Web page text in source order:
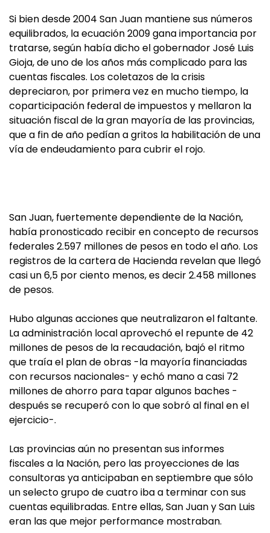
Si bien desde 2004 San Juan mantiene sus números
equilibrados, la ecuación 2009 gana importancia por
tratarse, según había dicho el gobernador José Luis
Gioja, de uno de los años más complicado para las
cuentas fiscales. Los coletazos de la crisis
depreciaron, por primera vez en mucho tiempo, la
coparticipación federal de impuestos y mellaron la
situación fiscal de la gran mayoría de las provincias,
que a fin de año pedían a gritos la habilitación de una
vía de endeudamiento para cubrir el rojo.
San Juan, fuertemente dependiente de la Nación,
había pronosticado recibir en concepto de recursos
federales 2.597 millones de pesos en todo el año. Los
registros de la cartera de Hacienda revelan que llegó
casi un 6,5 por ciento menos, es decir 2.458 millones
de pesos.
Hubo algunas acciones que neutralizaron el faltante.
La administración local aprovechó el repunte de 42
millones de pesos de la recaudación, bajó el ritmo
que traía el plan de obras -la mayoría financiadas
con recursos nacionales- y echó mano a casi 72
millones de ahorro para tapar algunos baches -
después se recuperó con lo que sobró al final en el
ejercicio-.
Las provincias aún no presentan sus informes
fiscales a la Nación, pero las proyecciones de las
consultoras ya anticipaban en septiembre que sólo
un selecto grupo de cuatro iba a terminar con sus
cuentas equilibradas. Entre ellas, San Juan y San Luis
eran las que mejor performance mostraban.